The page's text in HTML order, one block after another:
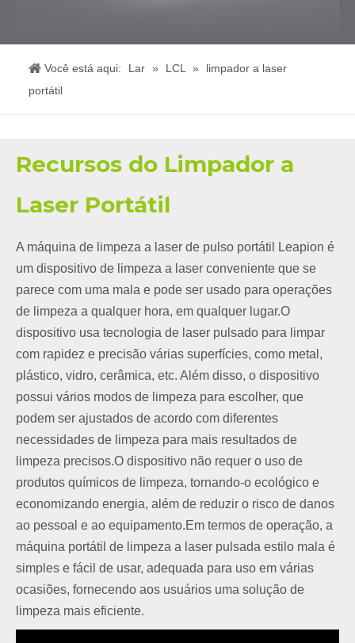
Você está aqui: Lar » LCL »
limpador a laser
portátil
Recursos do Limpador a
Laser Portátil
A máquina de limpeza a laser de pulso portátil Leapion é
um dispositivo de limpeza a laser conveniente que se
parece com uma mala e pode ser usado para operações
de limpeza a qualquer hora, em qualquer lugar.O
dispositivo usa tecnologia de laser pulsado para limpar
com rapidez e precisão várias superfícies, como metal,
plástico, vidro, cerâmica, etc. Além disso, o dispositivo
possui vários modos de limpeza para escolher, que
podem ser ajustados de acordo com diferentes
necessidades de limpeza para mais resultados de
limpeza precisos.O dispositivo não requer o uso de
produtos químicos de limpeza, tornando-o ecológico e
economizando energia, além de reduzir o risco de danos
ao pessoal e ao equipamento.Em termos de operação, a
máquina portátil de limpeza a laser pulsada estilo mala é
simples e fácil de usar, adequada para uso em várias
ocasiões, fornecendo aos usuários uma solução de
limpeza mais eficiente.